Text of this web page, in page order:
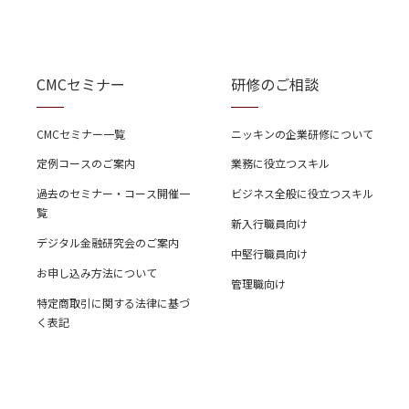
CMCセミナー
CMCセミナー一覧
定例コースのご案内
過去のセミナー・コース開催一
覧
デジタル金融研究会のご案内
お申し込み方法について
特定商取引に関する法律に基づ
く表記
研修のご相談
ニッキンの企業研修について
業務に役立つスキル
ビジネス全般に役立つスキル
新入行職員向け
中堅行職員向け
管理職向け